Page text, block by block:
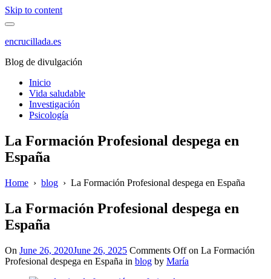
Skip to content
encrucillada.es
Blog de divulgación
Inicio
Vida saludable
Investigación
Psicología
La Formación Profesional despega en
España
Home › blog › La Formación Profesional despega en España
La Formación Profesional despega en
España
On June 26, 2020June 26, 2025 Comments Offon La Formación
Profesional despega en España in blog by María